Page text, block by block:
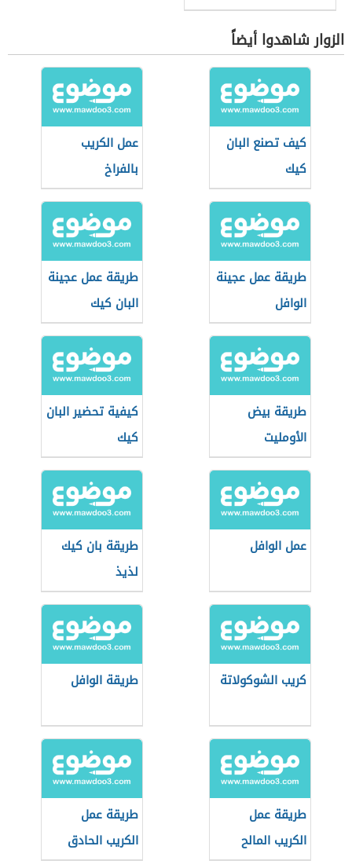
الزوار شاهدوا أيضاً
كيف تصنع البان
كيك
عمل الكريب
بالفراخ
طريقة عمل عجينة
الوافل
طريقة عمل عجينة
البان كيك
طريقة بيض
الأومليت
كيفية تحضير البان
كيك
عمل الوافل
طريقة بان كيك
لذيذ
كريب الشوكولاتة طريقة الوافل
طريقة عمل
الكريب المالح
طريقة عمل
الكريب الحادق